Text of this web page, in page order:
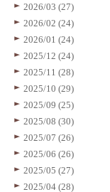
2026/03 (27)
2026/02 (24)
2026/01 (24)
2025/12 (24)
2025/11 (28)
2025/10 (29)
2025/09 (25)
2025/08 (30)
2025/07 (26)
2025/06 (26)
2025/05 (27)
2025/04 (28)